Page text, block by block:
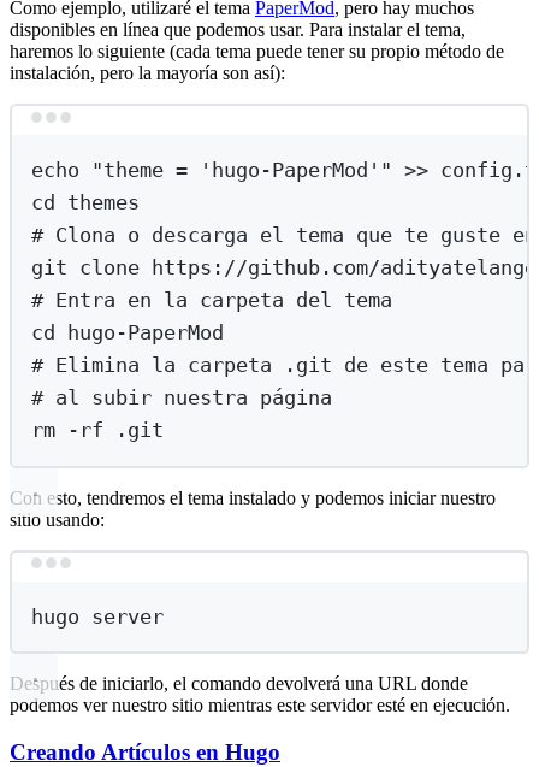
Como ejemplo, utilizaré el tema PaperMod, pero hay muchos
disponibles en línea que podemos usar. Para instalar el tema,
haremos lo siguiente (cada tema puede tener su propio método de
instalación, pero la mayoría son así):
echo "theme = 'hugo-PaperMod' " >>
cd
themes
# Clona o descarga el tema que te guste
git clone
https://github.com/adityatelange/
# Entra en la carpeta del tema
cd
hugo-PaperMod
# Elimina la carpeta .git de este tema
# al subir nuestra página
rm
-rf .git
Con esto, tendremos el tema instalado y podemos iniciar nuestro
sitio usando:
hugo server
Después de iniciarlo, el comando devolverá una URL donde
podemos ver nuestro sitio mientras este servidor esté en ejecución.
Creando Artículos en Hugo